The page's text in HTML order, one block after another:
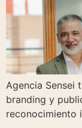
Agencia Sensei
branding y
reconocimiento